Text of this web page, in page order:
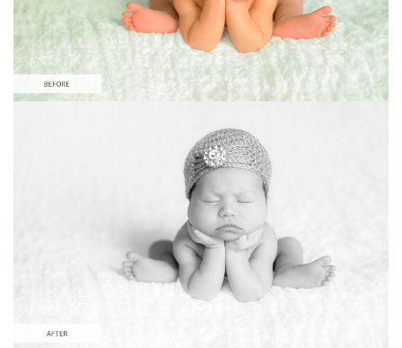
رجاء اختر
Free Newborn Preset #7
Black&White Essential
Wedding Collection